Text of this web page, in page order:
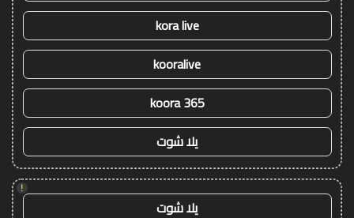
kora live
kooralive
koora 365
يلا شوت
!
يلا شوت